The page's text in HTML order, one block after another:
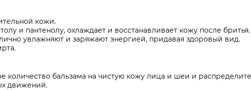
кожи.
и пантенолу, охлаждает и восстанавливает кожу после
увлажняют и заряжают энергией, придавая здоровый вид.
количество бальзама на чистую кожу лица и шеи и
движений.